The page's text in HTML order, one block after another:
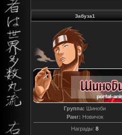
Забуза1
Группа: Шиноби
Ранг: Новичок
Награды: 8